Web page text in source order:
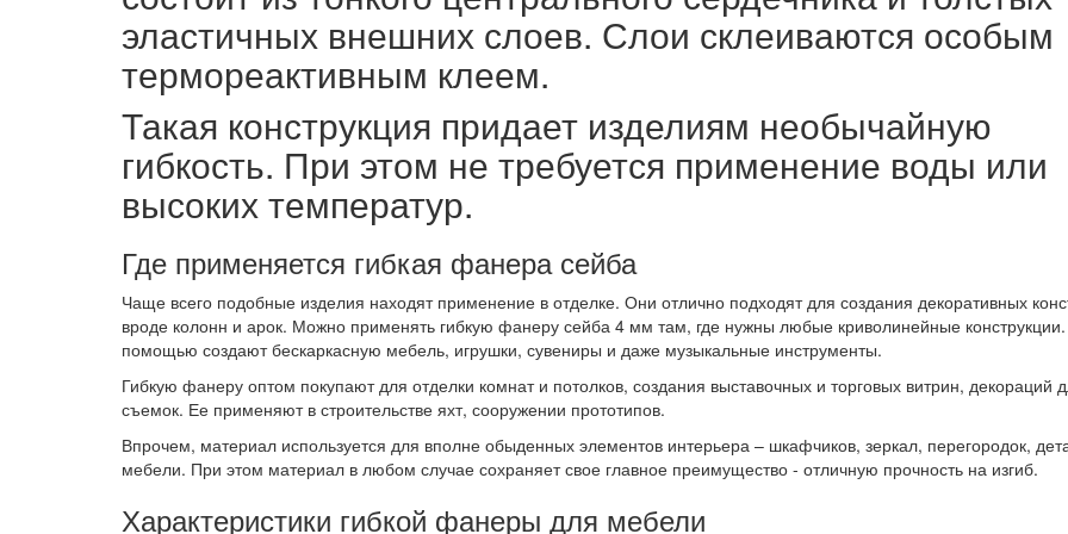
эластичных внешних слоев. Слои склеиваются особым
термореактивным клеем.
Такая конструкция придает изделиям необычайную
гибкость. При этом не требуется применение воды или
высоких температур.
Где применяется гибкая фанера сейба
Чаще всего подобные изделия находят применение в отделке. Они отлично подходят для создания декоративных
вроде колонн и арок. Можно применять гибкую фанеру сейба 4 мм там, где нужны любые криволинейные
помощью создают бескаркасную мебель, игрушки, сувениры и даже музыкальные инструменты.
Гибкую фанеру оптом покупают для отделки комнат и потолков, создания выставочных и торговых витрин, декораций
съемок. Ее применяют в строительстве яхт, сооружении прототипов.
Впрочем, материал используется для вполне обыденных элементов интерьера – шкафчиков, зеркал, перегородок,
мебели. При этом материал в любом случае сохраняет свое главное преимущество - отличную прочность на изгиб.
Характеристики гибкой фанеры для мебели